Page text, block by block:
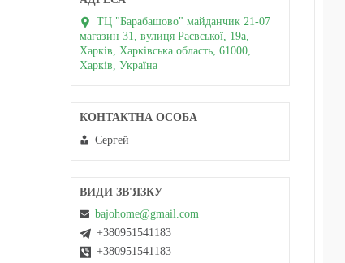
ТЦ "Барабашово" майданчик 21-07
магазин 31, вулиця Раєвської, 19а,
Харків, Харківська область, 61000,
Харків, Україна
Сергей
bajohome@gmail.com
+380951541183
+380951541183